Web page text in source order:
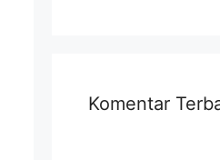
Komentar